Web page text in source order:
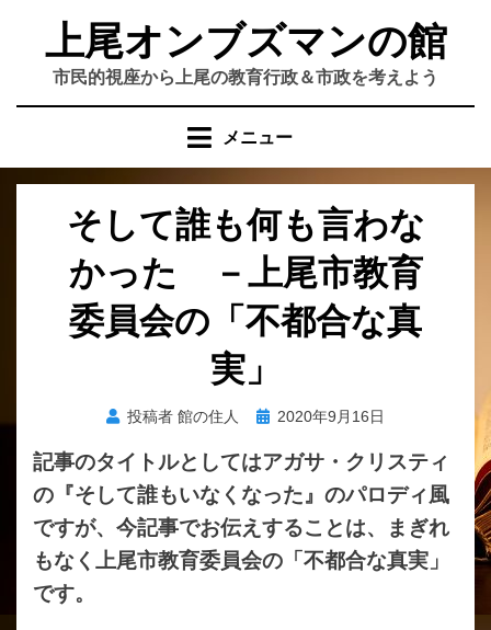
上尾オンブズマンの館
市民的視座から上尾の教育行政＆市政を考えよう
メニュー
そして誰も何も言わな
かった －上尾市教育
委員会の「不都合な真
実」
投稿者 館の住人
投
日:
2020年9月16日
記事のタイトルとしてはアガサ・クリスティ
の『そして誰もいなくなった』のパロディ風
ですが、今記事でお伝えすることは、まぎれ
もなく上尾市教育委員会の「不都合な真実」
です。